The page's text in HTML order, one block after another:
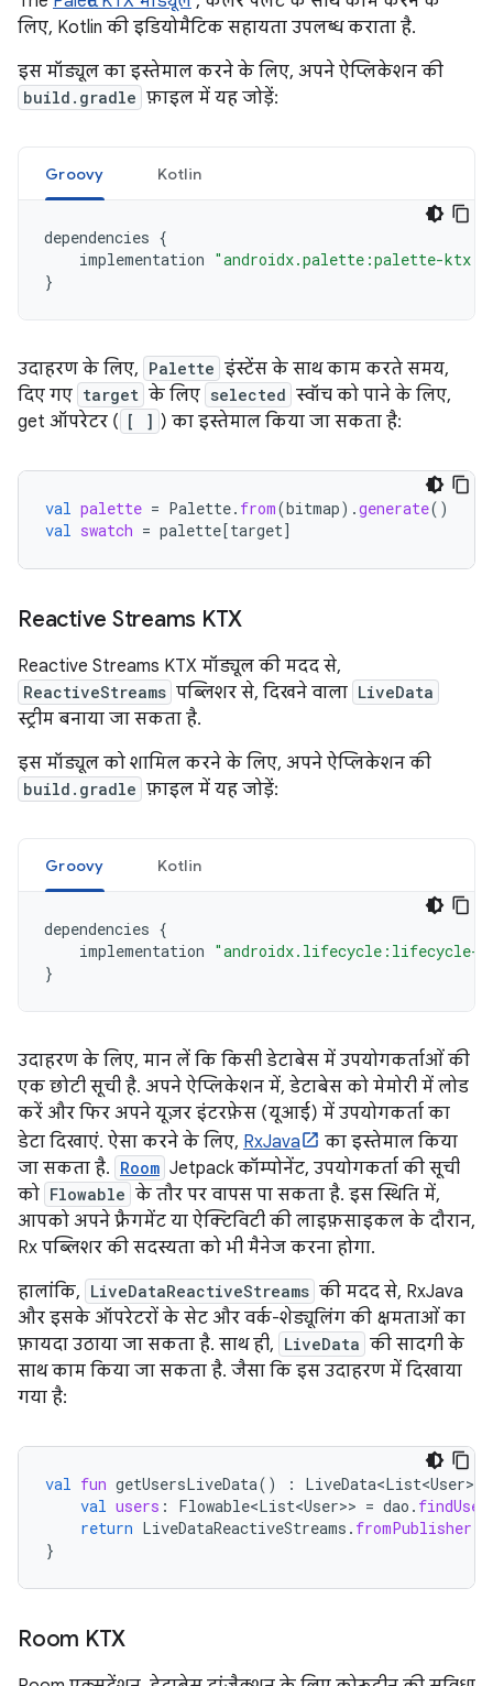
लिए, Kotlin की इडियोमैटिक सहायता उपलब्ध कराता है.
इस मॉड्यूल का इस्तेमाल करने के लिए, अपने ऐप्लिकेशन की
build.gradle फ़ाइल में यह जोड़ें:
Groovy Kotlin
dependencies {
implementation "androidx.palette:palette-
}
उदाहरण के लिए, Palette इंस्टेंस के साथ काम करते समय,
दिए गए target के लिए selected स्वॉच को पाने के लिए,
get ऑपरेटर ( [ ] ) का इस्तेमाल किया जा सकता है:
val palette = Palette. from(bitmap).generate()
val swatch = palette[target]
Reactive Streams KTX
Reactive Streams KTX मॉड्यूल की मदद से,
ReactiveStreams पब्लिशर से, दिखने वाला LiveData
स्ट्रीम बनाया जा सकता है.
इस मॉड्यूल को शामिल करने के लिए, अपने ऐप्लिकेशन की
build.gradle फ़ाइल में यह जोड़ें:
Groovy Kotlin
dependencies {
implementation "androidx.lifecycle:lifecycle-
}
उदाहरण के लिए, मान लें कि किसी डेटाबेस में उपयोगकर्ताओं की
एक छोटी सूची है. अपने ऐप्लिकेशन में, डेटाबेस को मेमोरी में लोड
करें और फिर अपने यूज़र इंटरफ़ेस (यूआई) में उपयोगकर्ता का
डेटा दिखाएं. ऐसा करने के लिए, RxJava
का इस्तेमाल किया
जा सकता है. Room Jetpack कॉम्पोनेंट, उपयोगकर्ता की सूची
को Flowable के तौर पर वापस पा सकता है. इस स्थिति में,
आपको अपने फ़्रैगमेंट या ऐक्टिविटी की लाइफ़साइकल के दौरान,
Rx पब्लिशर की सदस्यता को भी मैनेज करना होगा.
हालांकि, LiveDataReactiveStreams की मदद से, RxJava
और इसके ऑपरेटरों के सेट और वर्क-शेड्यूलिंग की क्षमताओं का
फ़ायदा उठाया जा सकता है. साथ ही, LiveData की सादगी के
साथ काम किया जा सकता है. जैसा कि इस उदाहरण में दिखाया
गया है:
val fun getUsersLiveData() : LiveData<List<User>
val users : Flowable<List<User>> = dao .
return LiveDataReactiveStreams . fromPublisher
}
Room KTX